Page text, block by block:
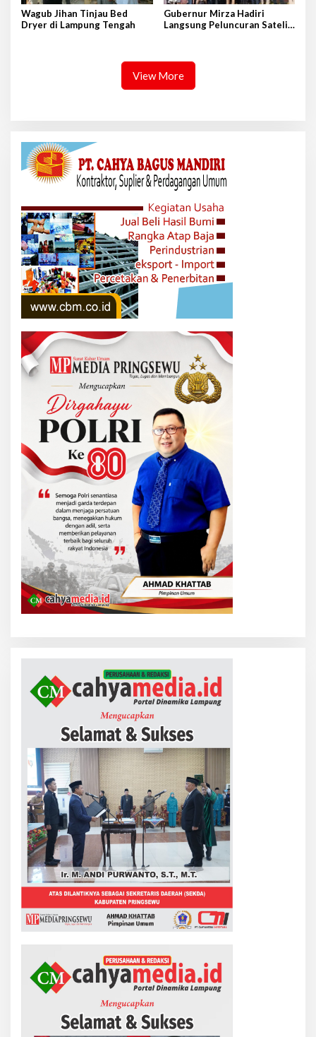
Wagub Jihan Tinjau Bed
Dryer di Lampung Tengah
Gubernur Mirza Hadiri
Langsung Peluncuran Satelit
View More